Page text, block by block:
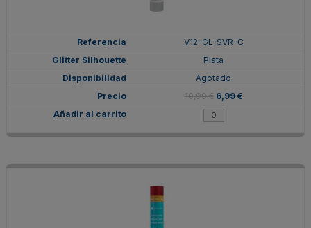
V12-GL-SVR-C
Plata
Agotado
10,99 € 6,99 €